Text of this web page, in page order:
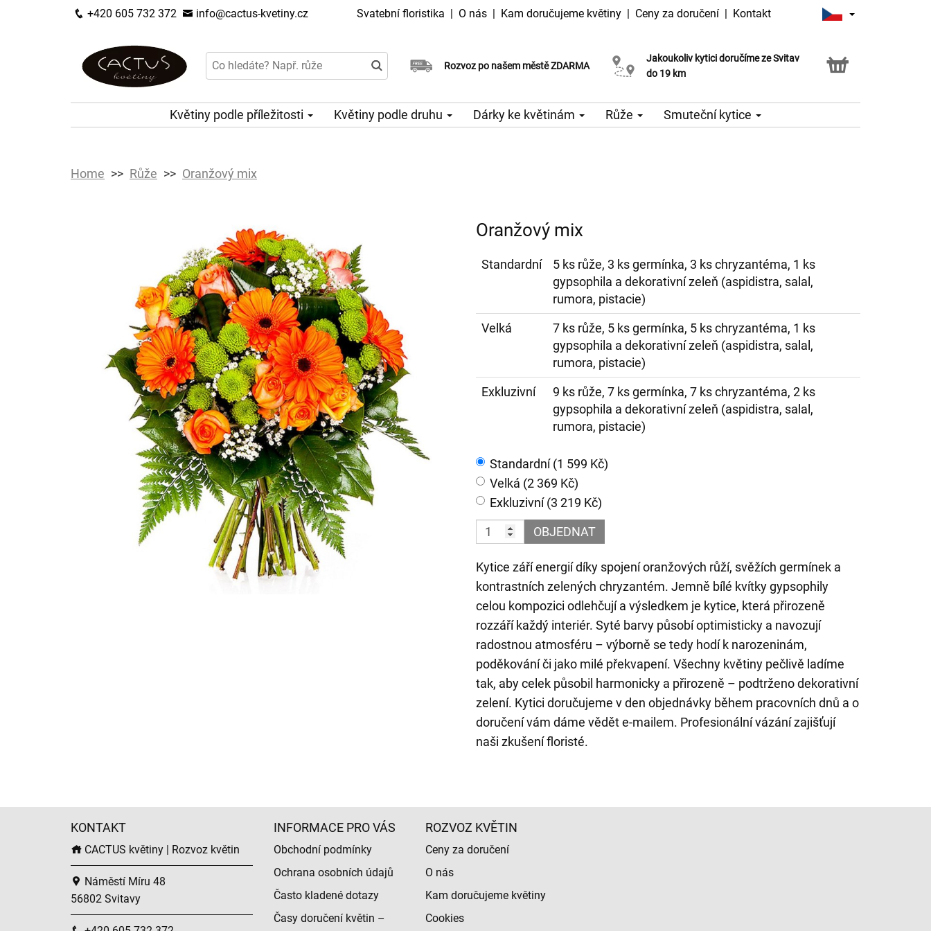
+420 605 732 372 info@cactus-kvetiny.cz Svatební floristika | O nás | Kam doručujeme květiny | Ceny za doručení | Kontakt
Rozvoz po našem městě ZDARMA
Doručujeme již v den objednávky
Možný výběr času a dne doručení
Jakoukoliv kytici doručíme ze Svitav
do 19 km
Možnost vyzvednout v naší květince
Květiny podle příležitosti Květiny podle druhu Dárky ke květinám Růže Smuteční kytice
Home Růže Oranžový mix
Oranžový mix
Standardní
5 ks růže, 3 ks germínka, 3 ks chryzantéma, 1 ks
gypsophila a dekorativní zeleň (aspidistra, salal,
rumora, pistacie)
Velká
7 ks růže, 5 ks germínka, 5 ks chryzantéma, 1 ks
gypsophila a dekorativní zeleň (aspidistra, salal,
rumora, pistacie)
Exkluzivní
9 ks růže, 7 ks germínka, 7 ks chryzantéma, 2 ks
gypsophila a dekorativní zeleň (aspidistra, salal,
rumora, pistacie)
Standardní (1 599 Kč)
Velká (2 369 Kč)
Exkluzivní (3 219 Kč)
OBJEDNAT
Kytice září energií díky spojení oranžových růží, svěžích germínek a
kontrastních zelených chryzantém. Jemně bílé kvítky gypsophily
celou kompozici odlehčují a výsledkem je kytice, která přirozeně
rozzáří každý interiér. Syté barvy působí optimisticky a navozují
radostnou atmosféru – výborně se tedy hodí k narozeninám,
poděkování či jako milé překvapení. Všechny květiny pečlivě ladíme
tak, aby celek působil harmonicky a přirozeně – podtrženo dekorativní
zelení. Kytici doručujeme v den objednávky během pracovních dnů a o
doručení vám dáme vědět e-mailem. Profesionální vázání zajišťují
naši zkušení floristé.
KONTAKT
CACTUS květiny | Rozvoz květin
Náměstí Míru 48
56802 Svitavy
INFORMACE PRO VÁS
Obchodní podmínky
Ochrana osobních údajů
Často kladené dotazy
Časy doručení květin –
ROZVOZ KVĚTIN
Ceny za doručení
O nás
Kam doručujeme květiny
Cookies